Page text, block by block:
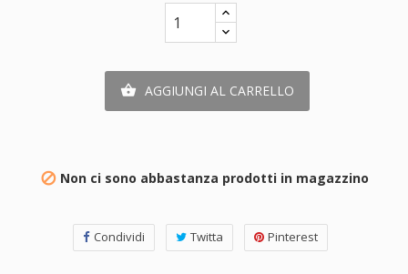
 AGGIUNGI AL CARRELLO
 Non ci sono abbastanza prodotti in magazzino
Condividi Twitta Pinterest